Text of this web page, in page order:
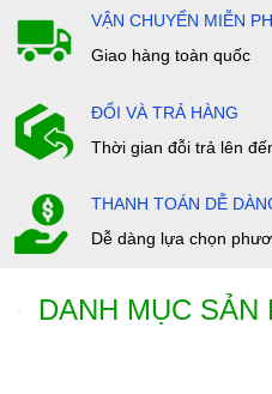
VẬN CHUYỂN MIỄN
Giao hàng toàn quốc
ĐỔI VÀ TRẢ HÀNG
Thời gian đỗi trả lên
THANH TOÁN DỄ
Dễ dàng lựa chọn
DANH MỤC SẢN